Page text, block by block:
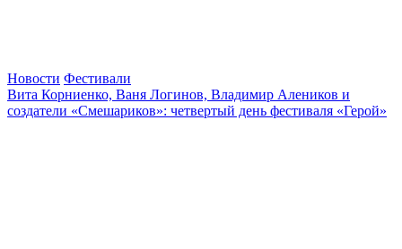
Новости Фестивали
Вита Корниенко, Ваня Логинов, Владимир Алеников и
создатели «Смешариков»: четвертый день фестиваля «Герой»